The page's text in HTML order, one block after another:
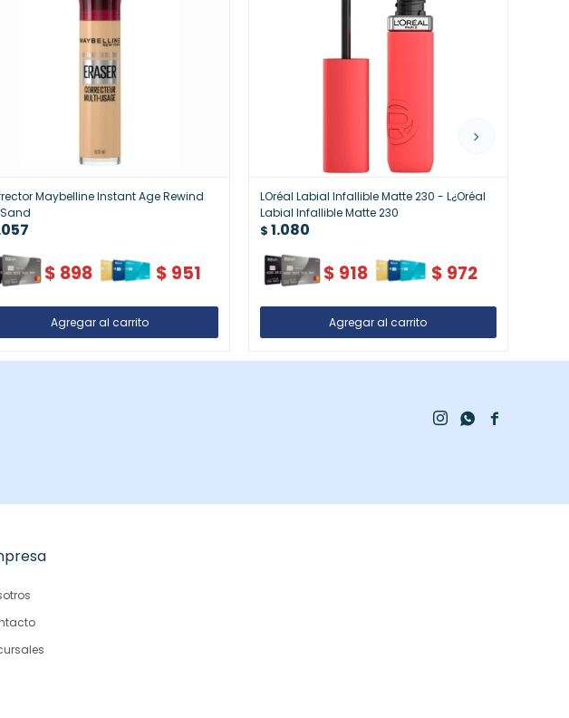
Maybelline Instant Age Rewind
Sand
$ 898 $ 951
LOréal Labial Infallible Matte 230 - L¿Oréal
Labial Infallible Matte 230
$ 1.080
$ 918 $ 972

 